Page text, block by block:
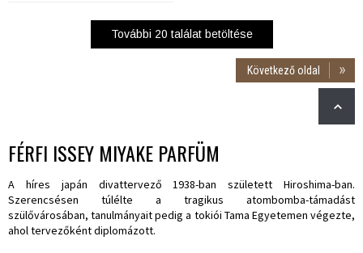
További 20 találat betöltése
Következő oldal
FÉRFI ISSEY MIYAKE PARFÜM
A híres japán divattervező 1938-ban született Hiroshima-ban.
Szerencsésen túlélte a tragikus atombomba-támadást
szülővárosában, tanulmányait pedig a tokiói Tama Egyetemen végezte,
ahol tervezőként diplomázott.